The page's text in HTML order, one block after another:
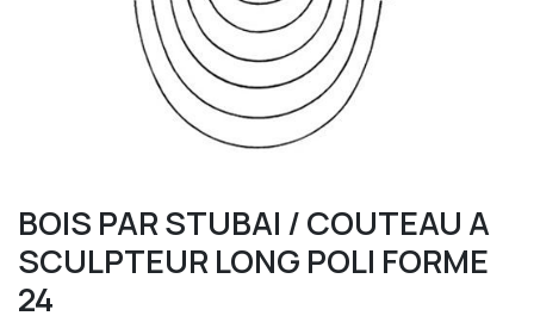
BOIS PAR STUBAI / COUTEAU A
SCULPTEUR LONG POLI FORME
24